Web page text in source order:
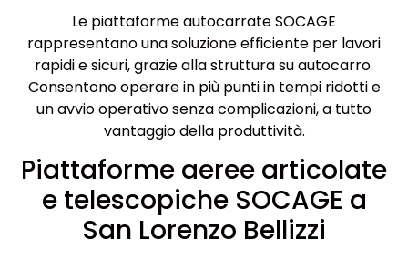
Le piattaforme autocarrate SOCAGE
rappresentano una soluzione efficiente per lavori
rapidi e sicuri, grazie alla struttura su autocarro.
Consentono operare in più punti in tempi ridotti e
un avvio operativo senza complicazioni, a tutto
vantaggio della produttività.
Piattaforme aeree articolate
e telescopiche SOCAGE a
San Lorenzo Bellizzi